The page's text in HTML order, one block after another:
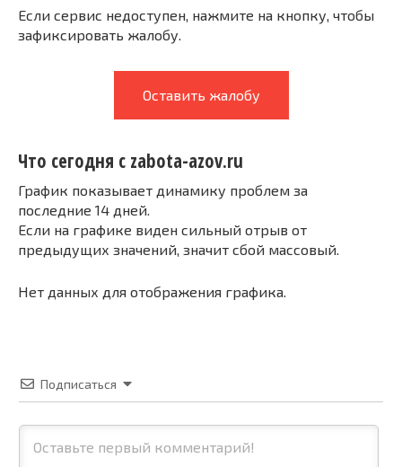
Если сервис недоступен, нажмите на кнопку, чтобы
зафиксировать жалобу.
Оставить жалобу
Что сегодня с zabota-azov.ru
График показывает динамику проблем за
последние 14 дней.
Если на графике виден сильный отрыв от
предыдущих значений, значит сбой массовый.
Нет данных для отображения графика.
Подписаться